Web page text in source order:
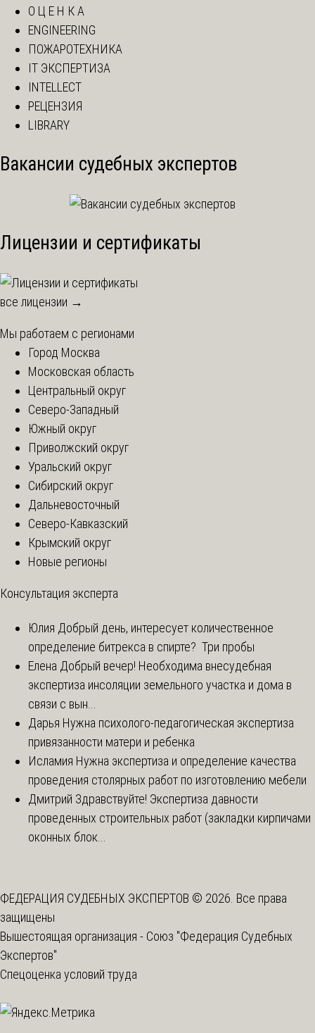
О Ц Е Н К А
ENGINEERING
ПОЖАРОТЕХНИКА
IT ЭКСПЕРТИЗА
INTELLECT
РЕЦЕНЗИЯ
LIBRARY
Вакансии судебных экспертов
Лицензии и сертификаты
все лицензии →
Мы работаем с регионами
Город Москва
Московская область
Центральный округ
Северо-Западный
Южный округ
Приволжский округ
Уральский округ
Сибирский округ
Дальневосточный
Северо-Кавказский
Крымский округ
Новые регионы
Консультация эксперта
Юлия Добрый день, интересует количественное
определение битрекса в спирте? Три пробы
Елена Добрый вечер! Необходима внесудебная
экспертиза инсоляции земельного участка и дома в
связи с вын...
Дарья Нужна психолого-педагогическая экспертиза
привязанности матери и ребенка
Исламия Нужна экспертиза и определение качества
проведения столярных работ по изготовлению мебели
Дмитрий Здравствуйте! Экспертиза давности
проведенных строительных работ (закладки кирпичами
оконных блок...
ФЕДЕРАЦИЯ СУДЕБНЫХ ЭКСПЕРТОВ © 2026. Все права
защищены
Вышестоящая организация - Союз "Федерация Судебных
Экспертов"
Спецоценка условий труда